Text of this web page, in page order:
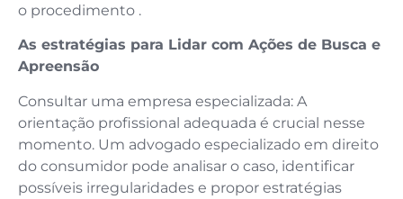
o procedimento .
As estratégias para Lidar com Ações de Busca e
Apreensão
Consultar uma empresa especializada: A
orientação profissional adequada é crucial nesse
momento. Um advogado especializado em direito
do consumidor pode analisar o caso, identificar
possíveis irregularidades e propor estratégias